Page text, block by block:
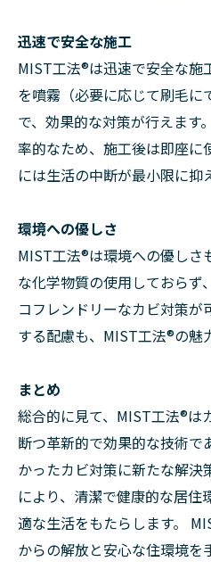
迅速で安全な施工
MIST工法®は迅速で安全な施
を噴霧（必要に応じて刷毛に
で、効果的な対策が行えます
率的なため、施工後は即座に
には生活の中断が最小限に抑
環境への優しさ
MIST工法®は環境への優しさ
な化学物質の使用しておらず
コフレンドリーなカビ対策が
する配慮も、MIST工法®の魅
まとめ
総合的に見て、MIST工法®は
断つ革新的で効果的な技術で
かったカビ対策に新たな解決
により、清潔で健康的な居
適な生活をもたらします。
からの解放と安心な住環境を